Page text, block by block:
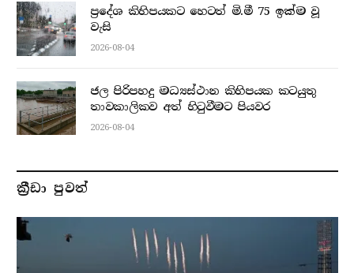
ප්‍රදේශ කිහිපයකට හෙටත් මි.මී 75 ඉක්ම වූ
වැසි
2026-08-04
ජල පිරිපහදු මධ්‍යස්ථාන කිහිපයක කටයුතු
තාවකාලිකව අත් හිටුවීමට පියවර
2026-08-04
ක්‍රීඩා පුවත්